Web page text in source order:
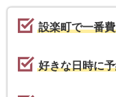
設楽町で一番
好きな日時に